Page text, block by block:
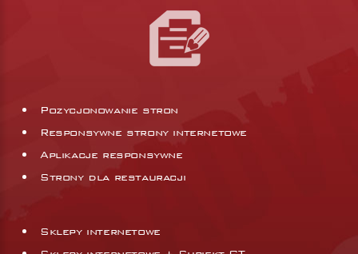
Pozycjonowanie stron
Responsywne strony internetowe
Aplikacje responsywne
Strony dla restauracji
Sklepy internetowe